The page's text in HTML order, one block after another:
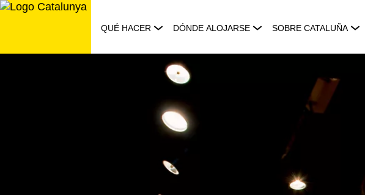
Saltar
QUÉ HACER DÓNDE ALOJARSE SOBRE CATALUÑA